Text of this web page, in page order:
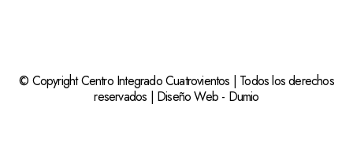
© Copyright Centro Integrado Cuatrovientos | Todos los derechos
reservados | Diseño Web - Dumio